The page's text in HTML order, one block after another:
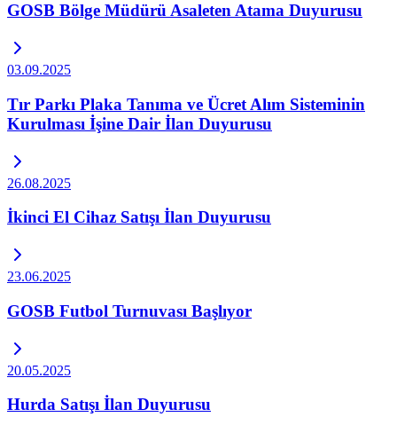
GOSB Bölge Müdürü Asaleten Atama Duyurusu
03.09.2025
Tır Parkı Plaka Tanıma ve Ücret Alım Sisteminin
Kurulması İşine Dair İlan Duyurusu
26.08.2025
İkinci El Cihaz Satışı İlan Duyurusu
23.06.2025
GOSB Futbol Turnuvası Başlıyor
20.05.2025
Hurda Satışı İlan Duyurusu